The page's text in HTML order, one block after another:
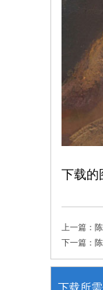
下载的
上一篇：
下一篇：
下载所需